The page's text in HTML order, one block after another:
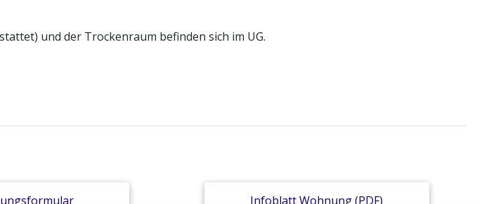
und der Trockenraum befinden sich im UG.
Infoblatt Wohnung (PDF)